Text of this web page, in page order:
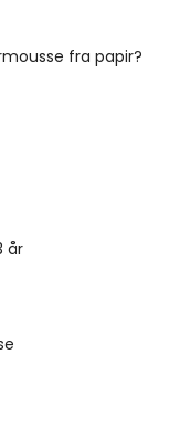
fra papir?
år